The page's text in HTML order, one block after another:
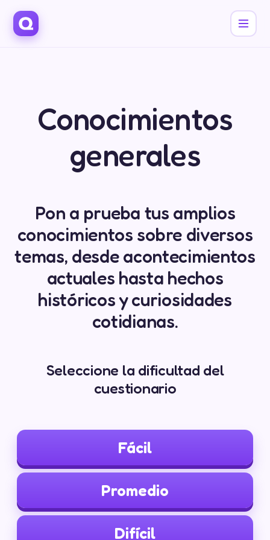
Conocimientos
generales
Pon a prueba tus amplios
conocimientos sobre diversos
temas, desde acontecimientos
actuales hasta hechos
históricos y curiosidades
cotidianas.
Seleccione la dificultad del
cuestionario
Fácil
Promedio
Difícil